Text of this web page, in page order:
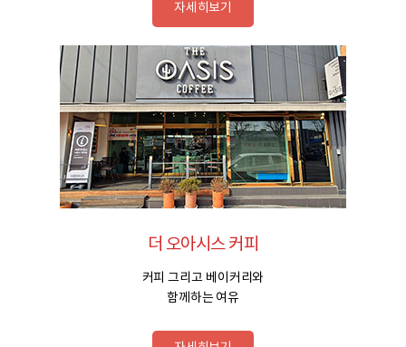
자세히보기
더 오아시스 커피
커피 그리고 베이커리와
함께하는 여유